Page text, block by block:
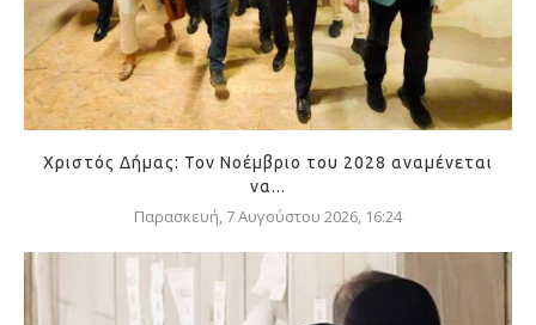
Χριστός Δήμας: Τον Νοέμβριο του 2028 αναμένεται
να...
Παρασκευή, 7 Αυγούστου 2026, 16:24